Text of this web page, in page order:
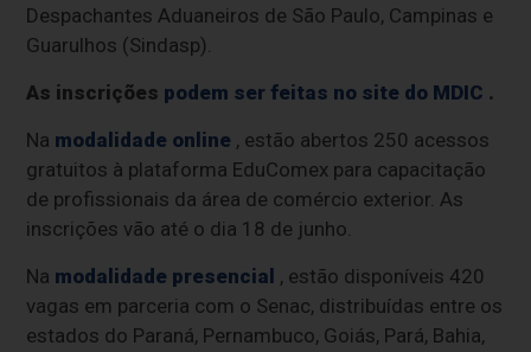
Despachantes Aduaneiros de São Paulo, Campinas e
Guarulhos (Sindasp).
As inscrições podem ser feitas no site do MDIC .
Na modalidade online , estão abertos 250 acessos
gratuitos à plataforma EduComex para capacitação
de profissionais da área de comércio exterior. As
inscrições vão até o dia 18 de junho.
Na modalidade presencial , estão disponíveis 420
vagas em parceria com o Senac, distribuídas entre os
estados do Paraná, Pernambuco, Goiás, Pará, Bahia,